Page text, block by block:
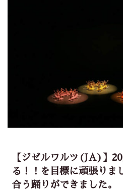
【ジゼルワルツ(JA)】
る！！を目標に頑張りま
合う踊りができました。